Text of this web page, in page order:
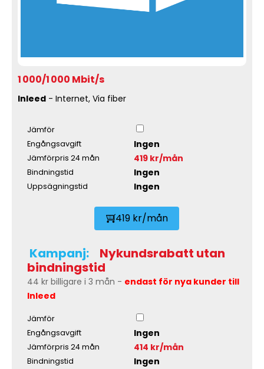
1 000/1 000 Mbit/s
Inleed - Internet, Via fiber
Jämför
Engångsavgift
Ingen
Jämförpris 24 mån 419 kr/mån
Bindningstid Ingen
Uppsägningstid Ingen
419 kr/mån
Kampanj:
Nykundsrabatt utan
bindningstid
44 kr billigare i 3 mån - endast för nya kunder till
Inleed
Jämför
Engångsavgift
Ingen
Jämförpris 24 mån 414 kr/mån
Bindningstid Ingen